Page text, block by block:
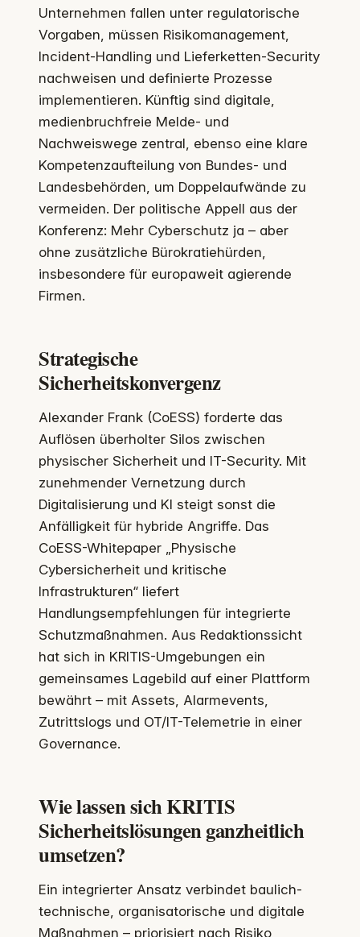
Unternehmen fallen unter regulatorische
Vorgaben, müssen Risikomanagement,
Incident-Handling und Lieferketten-Security
nachweisen und definierte Prozesse
implementieren. Künftig sind digitale,
medienbruchfreie Melde- und
Nachweiswege zentral, ebenso eine klare
Kompetenzaufteilung von Bundes- und
Landesbehörden, um Doppelaufwände zu
vermeiden. Der politische Appell aus der
Konferenz: Mehr Cyberschutz ja – aber
ohne zusätzliche Bürokratiehürden,
insbesondere für europaweit agierende
Firmen.
Strategische
Sicherheitskonvergenz
Alexander Frank (CoESS) forderte das
Auflösen überholter Silos zwischen
physischer Sicherheit und IT-Security. Mit
zunehmender Vernetzung durch
Digitalisierung und KI steigt sonst die
Anfälligkeit für hybride Angriffe. Das
CoESS-Whitepaper „Physische
Cybersicherheit und kritische
Infrastrukturen“ liefert
Handlungsempfehlungen für integrierte
Schutzmaßnahmen. Aus Redaktionssicht
hat sich in KRITIS-Umgebungen ein
gemeinsames Lagebild auf einer Plattform
bewährt – mit Assets, Alarmevents,
Zutrittslogs und OT/IT-Telemetrie in einer
Governance.
Wie lassen sich KRITIS
Sicherheitslösungen ganzheitlich
umsetzen?
Ein integrierter Ansatz verbindet baulich-
technische, organisatorische und digitale
Maßnahmen – priorisiert nach Risiko,